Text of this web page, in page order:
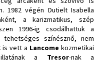
1982 végén Dutielt Isabella
a karizmatikus, szép
1996-ig csodálhattuk a
színésznő, nem
is vett a Lancome kozmetikai
illatának a Tresor-nak a